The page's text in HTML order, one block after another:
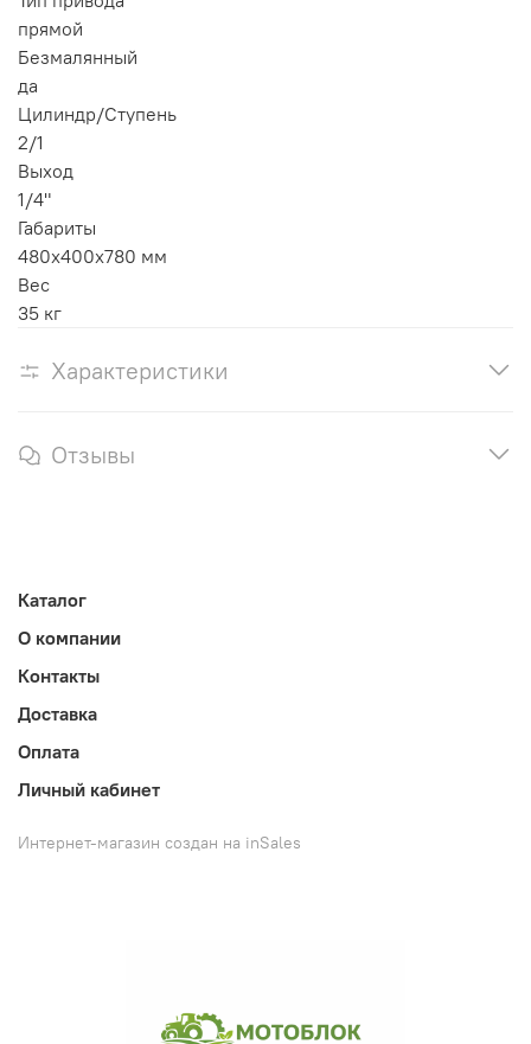
прямой
Безмалянный
да
Цилиндр/Ступень
2/1
Выход
1/4"
Габариты
480х400х780 мм
Вес
35 кг
Характеристики
Отзывы
Каталог
О компании
Контакты
Доставка
Оплата
Личный кабинет
Интернет-магазин создан на inSales